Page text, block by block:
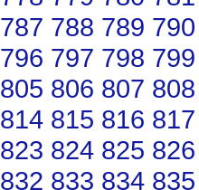
787 788 789 790
796 797 798 799
805 806 807 808
814 815 816 817
823 824 825 826
832 833 834 835